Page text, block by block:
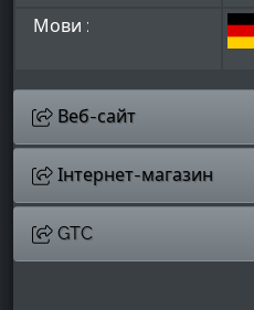
Мови :
Веб-сайт
Інтернет-магазин
GTC